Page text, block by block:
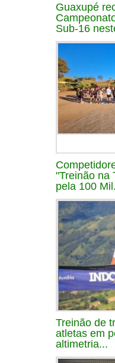
Guaxupé
Sub-16
"Treinão na
pela 100
Treinão de
atletas em
altimetria...